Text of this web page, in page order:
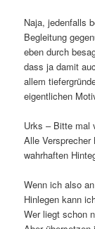
Naja, jedenfalls
Begleitung
eben durch
dass ja damit
allem
eigentlichen
Urks – Bitte mal
Alle Versprecher
wahrhaften
Wenn ich also
Hinlegen kann
Wer liegt schon